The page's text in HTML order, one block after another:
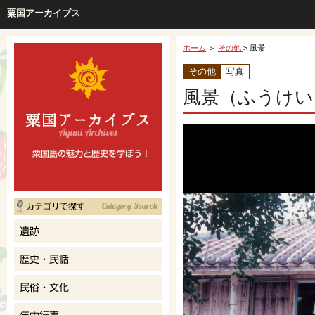
粟国アーカイブス
ホーム ＞ その他 > 風景
その他 写真
風景（ふうけ